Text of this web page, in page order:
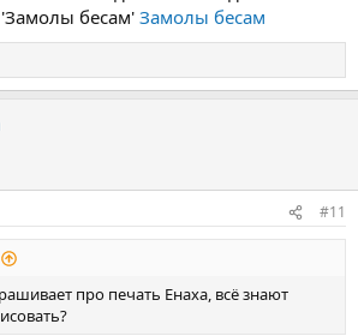
бесам' Замолы бесам
#11
про печать Енаха, всё знают